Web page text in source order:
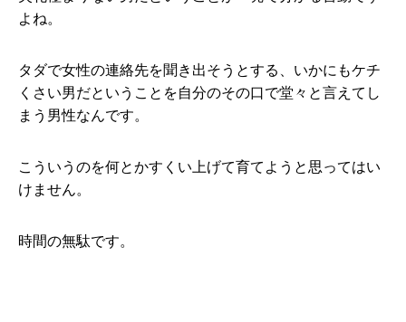
よね。
タダで女性の連絡先を聞き出そうとする、いかにもケチ
くさい男だということを自分のその口で堂々と言えてし
まう男性なんです。
こういうのを何とかすくい上げて育てようと思ってはい
けません。
時間の無駄です。